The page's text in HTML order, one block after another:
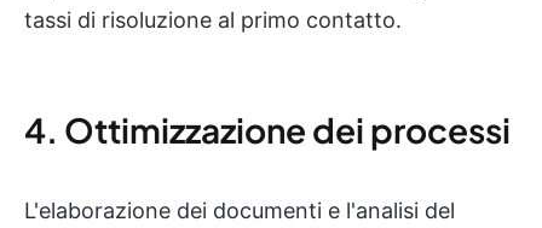
tassi di risoluzione al primo contatto.
4. Ottimizzazione dei processi
L'elaborazione dei documenti e l'analisi del